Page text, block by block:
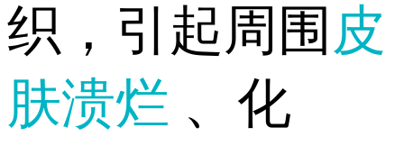
织，引起周围 皮
肤溃烂 、化